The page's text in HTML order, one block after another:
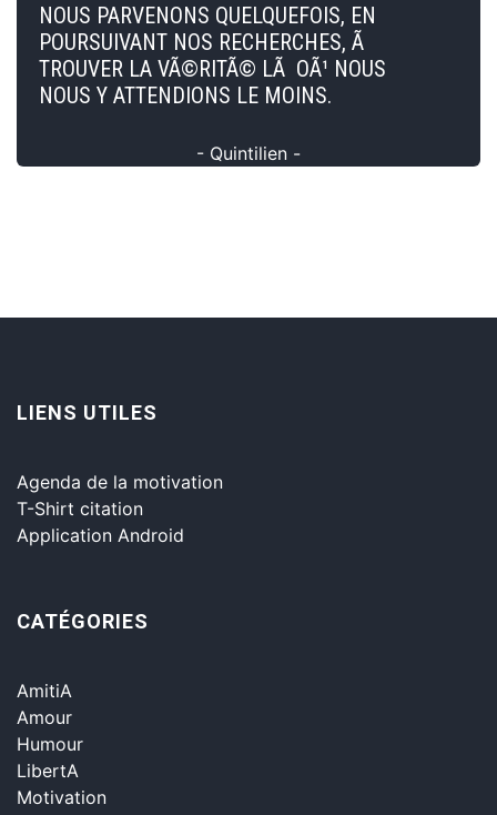
NOUS PARVENONS QUELQUEFOIS, EN
POURSUIVANT NOS RECHERCHES, Ã
TROUVER LA VÃ©RITÃ© LÃ OÃ¹ NOUS
NOUS Y ATTENDIONS LE MOINS.
- Quintilien -
LIENS UTILES
Agenda de la motivation
T-Shirt citation
Application Android
CATÉGORIES
AmitiA
Amour
Humour
LibertA
Motivation